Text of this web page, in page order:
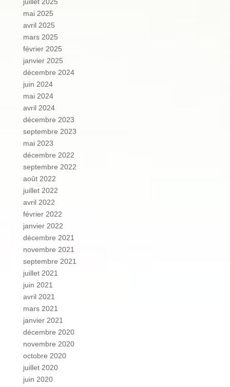
juillet 2025
mai 2025
avril 2025
mars 2025
février 2025
janvier 2025
décembre 2024
juin 2024
mai 2024
avril 2024
décembre 2023
septembre 2023
mai 2023
décembre 2022
septembre 2022
août 2022
juillet 2022
avril 2022
février 2022
janvier 2022
décembre 2021
novembre 2021
septembre 2021
juillet 2021
juin 2021
avril 2021
mars 2021
janvier 2021
décembre 2020
novembre 2020
octobre 2020
juillet 2020
juin 2020